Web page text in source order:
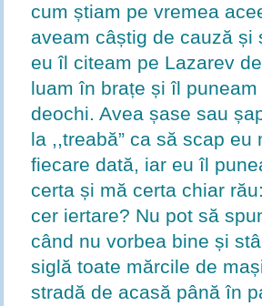
cum știam pe vremea
aveam câștig de cauză și
eu îl citeam pe Lazarev
luam în brațe și îl
deochi. Avea șase sau
la ,,treabă” ca să scap
fiecare dată, iar eu îl
certa și mă certa chiar
cer iertare? Nu pot să
când nu vorbea bine și
siglă toate mărcile de
stradă de acasă până în